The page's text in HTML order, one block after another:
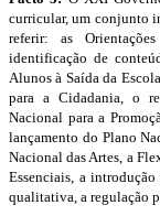
curricular, um conjunto
referir: as
identificação de
Alunos à Saída da
para a Cidadania, o
Nacional para a
lançamento do Plano
Nacional das Artes, a
Essenciais, a
qualitativa, a regulação